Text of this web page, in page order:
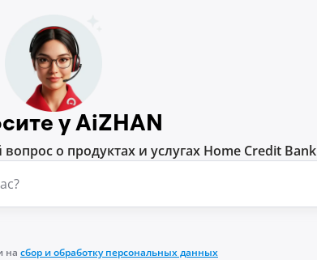
у AiZHAN
о продуктах и услугах Home Credit Bank
на сбор и обработку персональных данных